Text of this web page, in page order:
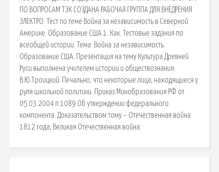
ПО ВОПРОСАМ ТЭК СОЗДАНА РАБОЧАЯ ГРУППА ДЛЯ ВНЕДРЕНИЯ
ЭЛЕКТРО. Тест по теме Война за независимость в Северной
Америке. Образование США 1. Как. Тестовые задания по
всеобщей истории. Тема: Война за независимость.
Образование США. Презентация на тему Культура Древней
Руси выполнена учителем истории и обществознания.
В.Ю.Троицкий: Печально, что некоторые лица, находящиеся у
руля школьной политики. Приказ Минобразования РФ от
05.03.2004 n 1089 Об утверждении федерального
компонента. Доказательством тому – Отечественная война
1812 года, Великая Отечественная война.